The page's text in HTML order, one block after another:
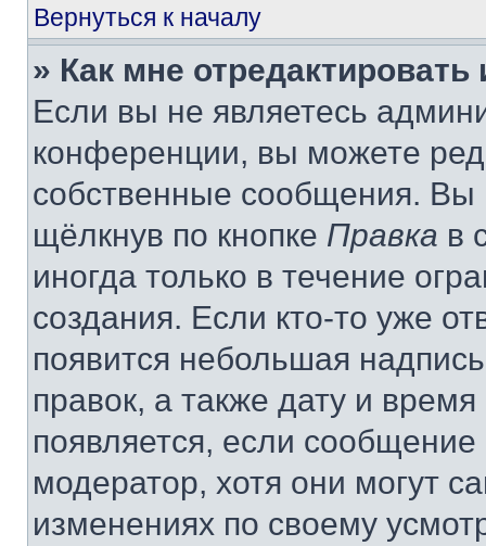
Вернуться к началу
» Как мне
Если вы не являетесь
конференции, вы можете
собственные сообщения. Вы
щёлкнув по кнопке Правка в
иногда только в течение
создания. Если кто-то уже
появится небольшая
правок, а также дату и
появляется, если
модератор, хотя они могут
изменениях по своему